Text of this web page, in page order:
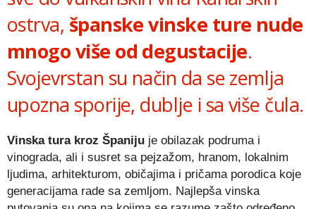
ostrva, španske vinske ture nude
mnogo više od degustacije.
Svojevrstan su način da se zemlja
upozna sporije, dublje i sa više čula.
Vinska tura kroz Španiju je obilazak podruma i
vinograda, ali i susret sa pejzažom, hranom, lokalnim
ljudima, arhitekturom, običajima i pričama porodica koje
generacijama rade sa zemljom. Najlepša vinska